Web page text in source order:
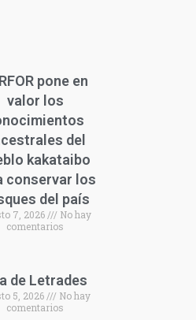
pone en
valor los
del
kakataibo
conservar los
del país
7, 2026
No hay
comentarios
de Letrades
5, 2026
No hay
comentarios